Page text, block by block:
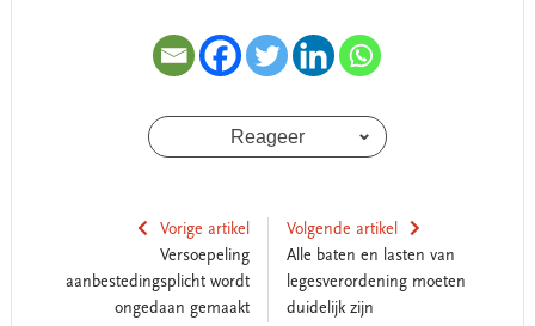
Reageer
Vorige artikel
Versoepeling
aanbestedingsplicht wordt
ongedaan gemaakt
Volgende artikel
Alle baten en lasten van
legesverordening moeten
duidelijk zijn